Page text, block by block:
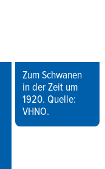
Zum Schwanen
in der Zeit um
1920. Quelle:
VHNO.